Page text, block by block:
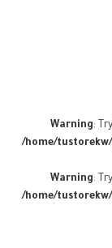
Warning:
/home/
Warning:
/home/